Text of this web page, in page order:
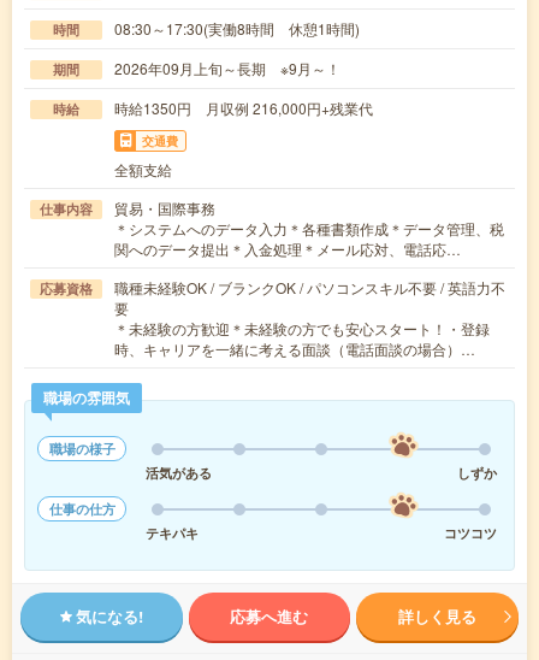
時間 08:30～17:30(実働8時間 休憩1時間)
期間 2026年09月上旬～長期 ※9月～！
時給 時給1350円 月収例 216,000円+残業代
交通費
全額支給
仕事内容
貿易・国際事務
＊システムへのデータ入力＊各種書類作成＊データ管理、税
関へのデータ提出＊入金処理＊メール応対、電話応…
応募資格
職種未経験OK / ブランクOK / パソコンスキル不要 / 英語力不
要
＊未経験の方歓迎＊未経験の方でも安心スタート！・登録
時、キャリアを一緒に考える面談（電話面談の場合）…
職場の雰囲気
職場の様子
活気がある
しずか
仕事の仕方
テキパキ
コツコツ
気になる! 応募へ進む 詳しく見る